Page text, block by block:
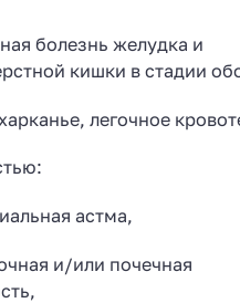
желудка и
кишки в стадии
легочное
астма,
и/или почечная